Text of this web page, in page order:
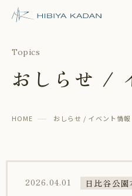
日比谷
Topics
おしらせ /
HOME おしらせ / イベント情報
2026.04.01 日比谷公